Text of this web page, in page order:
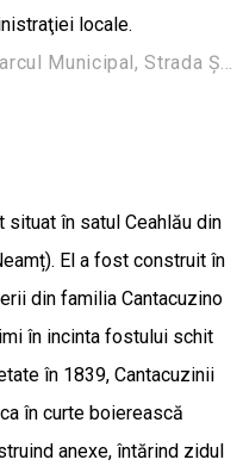
locale.
Muzeul de Stiinte ale Naturii, Parcul Municipal, Strada Ștefan cel Mare 248, Roman 617135, Romania
situat în satul Ceahlău din
El a fost construit în
din familia Cantacuzino
în incinta fostului schit
în 1839, Cantacuzinii
în curte boierească
anexe, întărind zidul